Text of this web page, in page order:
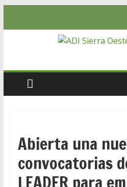
Abierta una
convocatorias